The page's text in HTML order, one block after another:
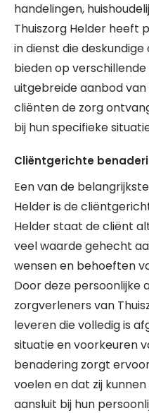
handelingen,
Thuiszorg Helder heeft
in dienst die
bieden op
uitgebreide aanbod
cliënten de zorg
bij hun specifieke
Cliëntgerichte
Een van de
Helder is de
Helder staat de cliënt
veel waarde gehecht
wensen en behoeften
Door deze persoonlijke
zorgverleners van
leveren die volledig is
situatie en voorkeuren
benadering zorgt
voelen en dat zij
aansluit bij hun